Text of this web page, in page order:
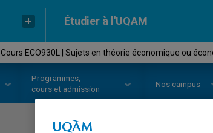
Étudier à l'UQAM
Cours ECO930L | Sujets en théorie économique ou
Programmes,
cours et admission
Nos campus